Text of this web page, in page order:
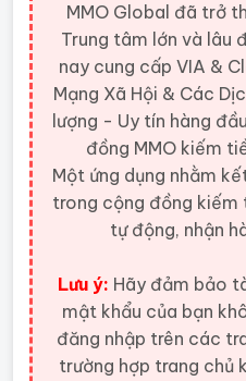
MMO Global đã trở
Trung tâm lớn và lâu
nay cung cấp VIA &
Mạng Xã Hội & Các
lượng - Uy tín hàng
đồng MMO kiếm
Một ứng dụng nhằm
trong cộng đồng kiếm
tự động, nhận
Lưu ý: Hãy đảm bảo
mật khẩu của bạn
đăng nhập trên các
trường hợp trang chủ